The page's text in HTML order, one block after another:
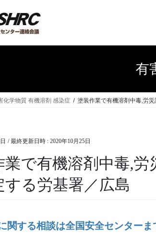
有
化学物質 有機溶剤 感染症 塗装作業で有機溶剤中毒,労
/ 最終更新日時 : 2020年10月25日
業で有機溶剤中毒,労
する労基署／広島
関する相談は全国安全センターま